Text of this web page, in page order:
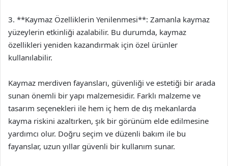
3. **Kaymaz Özelliklerin Yenilenmesi**: Zamanla kaymaz
yüzeylerin etkinliği azalabilir. Bu durumda, kaymaz
özellikleri yeniden kazandırmak için özel ürünler
kullanılabilir.
Kaymaz merdiven fayansları, güvenliği ve estetiği bir arada
sunan önemli bir yapı malzemesidir. Farklı malzeme ve
tasarım seçenekleri ile hem iç hem de dış mekanlarda
kayma riskini azaltırken, şık bir görünüm elde edilmesine
yardımcı olur. Doğru seçim ve düzenli bakım ile bu
fayanslar, uzun yıllar güvenli bir kullanım sunar.